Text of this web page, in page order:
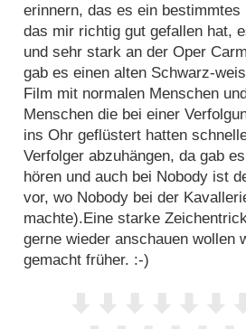
erinnern, das es ein bestimmtes
das mir richtig gut gefallen hat,
und sehr stark an der Oper
gab es einen alten Schwarz-
Film mit normalen Menschen
Menschen die bei einer
ins Ohr geflüstert hatten
Verfolger abzuhängen, da gab
hören und auch bei Nobody ist
vor, wo Nobody bei der
machte).Eine starke
gerne wieder anschauen wollen
gemacht früher. :-)